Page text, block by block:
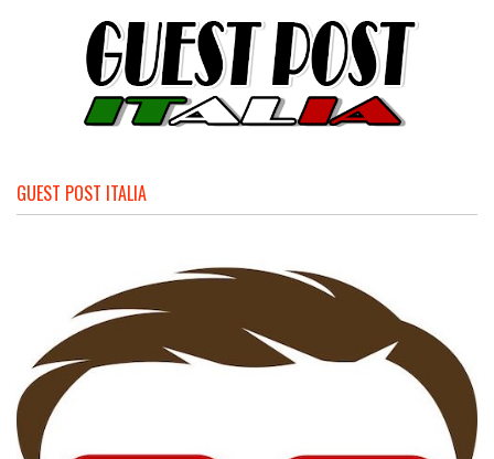
GUEST POST ITALIA